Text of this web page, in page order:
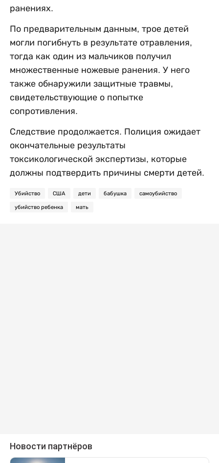
ранениях.
По предварительным данным, трое детей
могли погибнуть в результате отравления,
тогда как один из мальчиков получил
множественные ножевые ранения. У него
также обнаружили защитные травмы,
свидетельствующие о попытке
сопротивления.
Следствие продолжается. Полиция ожидает
окончательные результаты
токсикологической экспертизы, которые
должны подтвердить причины смерти детей.
Убийство США дети бабушка самоубийство
убийство ребенка мать